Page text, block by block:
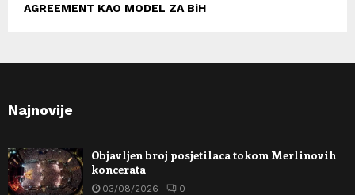
AGREEMENT KAO MODEL ZA BiH
Najnovije
Objavljen broj posjetilaca tokom Merlinovih
koncerata
03/08/2026 0